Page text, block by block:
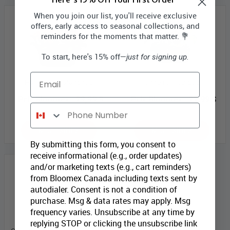
Harmonie Kalanchoe
Prix Bloomex: 29,99 $
MAGASINEZ
Prix Bloomex: 21,99 $
MAGASINEZ
When you join our list, you'll receive exclusive
offers, early access to seasonal collections, and
reminders for the moments that matter. 💐
To start, here's 15% off—just for signing up.
Email
Phone Number
By submitting this form, you consent to
receive informational (e.g., order updates)
and/or marketing texts (e.g., cart reminders)
from Bloomex Canada including texts sent by
autodialer. Consent is not a condition of
purchase. Msg & data rates may apply. Msg
frequency varies. Unsubscribe at any time by
replying STOP or clicking the unsubscribe link